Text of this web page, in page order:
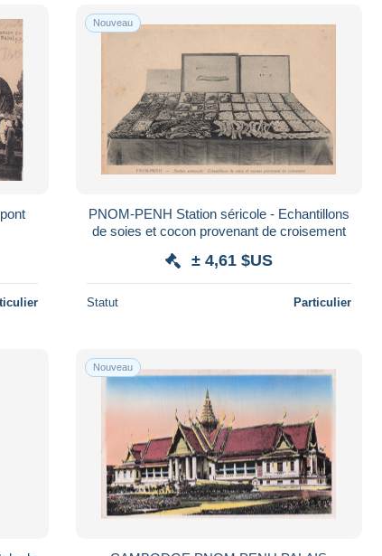
Nouveau
PNOM-PENH Station séricole - Echantillons
de soies et cocon provenant de croisement
± 4,61 $US
Statut Particulier
Nouveau